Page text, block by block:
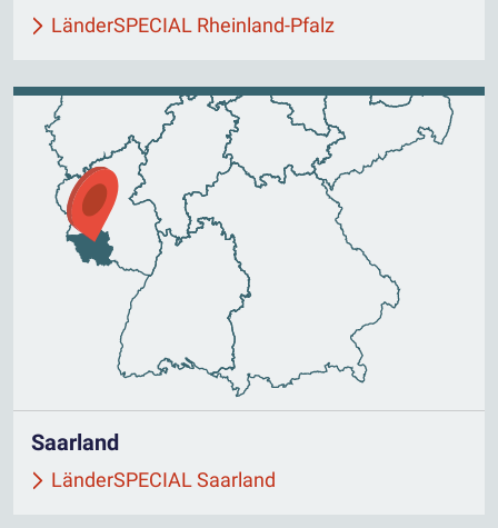
LänderSPECIAL Rheinland-Pfalz
Saarland
LänderSPECIAL Saarland